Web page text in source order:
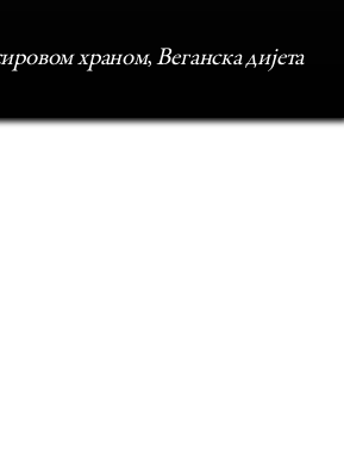
храном, Веганска дијета